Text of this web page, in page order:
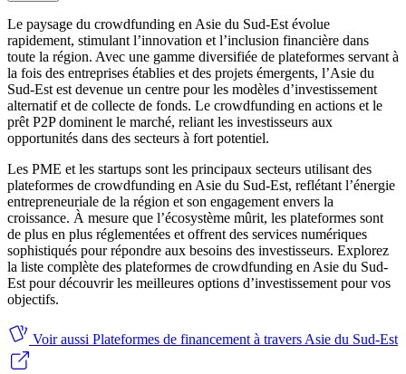
Le paysage du crowdfunding en Asie du Sud-Est évolue
rapidement, stimulant l’innovation et l’inclusion financière dans
toute la région. Avec une gamme diversifiée de plateformes servant à
la fois des entreprises établies et des projets émergents, l’Asie du
Sud-Est est devenue un centre pour les modèles d’investissement
alternatif et de collecte de fonds. Le crowdfunding en actions et le
prêt P2P dominent le marché, reliant les investisseurs aux
opportunités dans des secteurs à fort potentiel.
Les PME et les startups sont les principaux secteurs utilisant des
plateformes de crowdfunding en Asie du Sud-Est, reflétant l’énergie
entrepreneuriale de la région et son engagement envers la
croissance. À mesure que l’écosystème mûrit, les plateformes sont
de plus en plus réglementées et offrent des services numériques
sophistiqués pour répondre aux besoins des investisseurs. Explorez
la liste complète des plateformes de crowdfunding en Asie du Sud-
Est pour découvrir les meilleures options d’investissement pour vos
objectifs.
Voir aussi Plateformes de financement à travers Asie du Sud-Est